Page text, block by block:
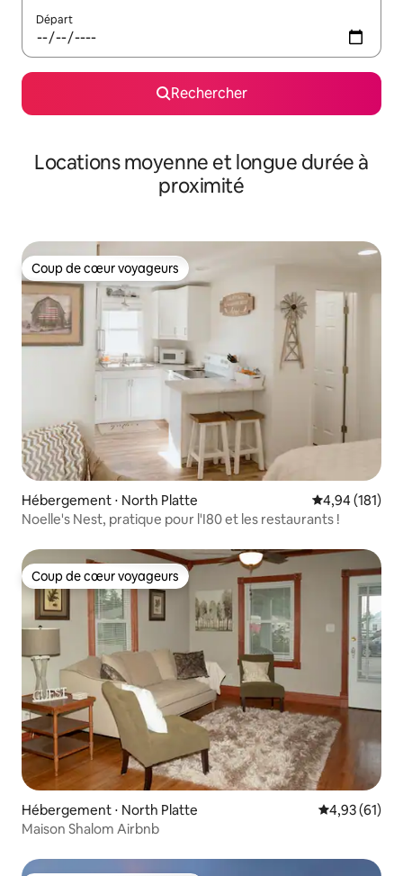
Départ
Rechercher
Locations moyenne et longue durée à
proximité
Coup de cœur voyageurs
Coup de cœur voyageurs
Hébergement ⋅ North Platte Évaluation
4,94 (181)
Noelle's Nest, pratique pour l'I80 et les restaurants !
Coup de cœur voyageurs
Coup de cœur voyageurs
Hébergement ⋅ North Platte Évaluation
4,93 (61)
Maison Shalom Airbnb